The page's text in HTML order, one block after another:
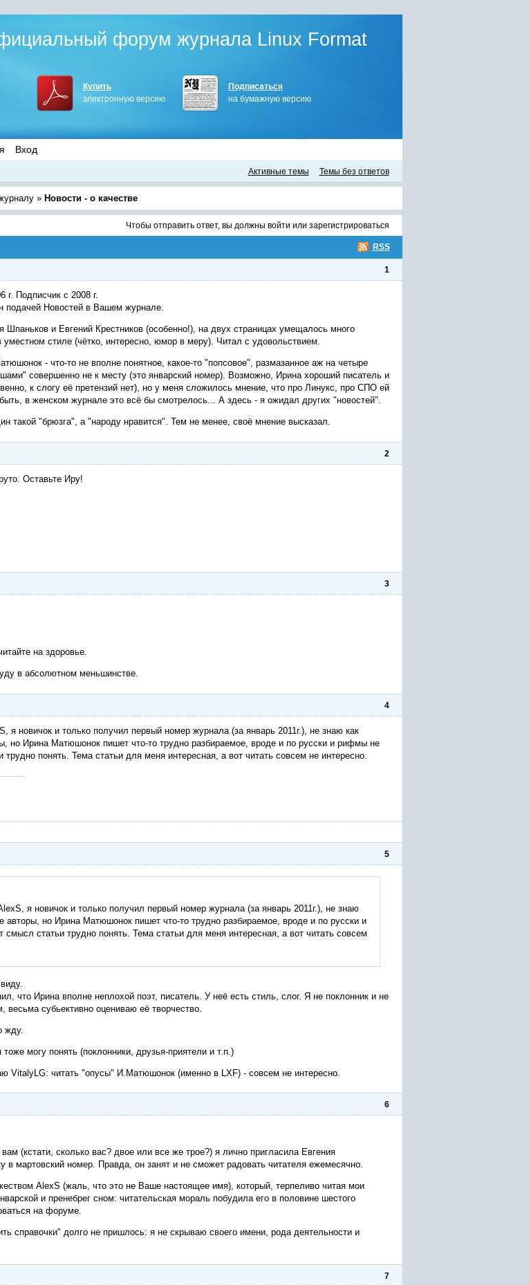
форум журнала Linux Format
Купить
электронную версию
Подписаться
на бумажную версию
Вход
Активные темы Темы без ответов
» Новости - о качестве
Чтобы отправить ответ, вы должны войти или зарегистрироваться
RSS
1
г. Подписчик с 2008 г.
подачей Новостей в Вашем журнале.
и Евгений Крестников (особенно!), на двух страницах умещалось много
стиле (чётко, интересно, юмор в меру). Читал с удовольствием.
- что-то не вполне понятное, какое-то "попсовое", размазанное аж на четыре
совершенно не к месту (это январский номер). Возможно, Ирина хороший писатель и
к слогу её претензий нет), но у меня сложилось мнение, что про Линукс, про СПО ей
в женском журнале это всё бы смотрелось... А здесь - я ожидал других "новостей".
такой "брюзга", а "народу нравится". Тем не менее, своё мнение высказал.
2
Оставьте Иру!
3
на здоровье.
в абсолютном меньшинстве.
4
я новичок и только получил первый номер журнала (за январь 2011г.), не знаю как
но Ирина Матюшонок пишет что-то трудно разбираемое, вроде и по русски и рифмы не
понять. Тема статьи для меня интересная, а вот читать совсем не интересно.
5
я новичок и только получил первый номер журнала (за январь 2011г.), не знаю
авторы, но Ирина Матюшонок пишет что-то трудно разбираемое, вроде и по русски и
статьи трудно понять. Тема статьи для меня интересная, а вот читать совсем
что Ирина вполне неплохой поэт, писатель. У неё есть стиль, слог. Я не поклонник и не
субьективно оцениваю её творчество.
жду.
могу понять (поклонники, друзья-приятели и т.п.)
VitalyLG: читать "опусы" И.Матюшонок (именно в LXF) - совсем не интересно.
6
вам (кстати, сколько вас? двое или все же трое?) я лично пригласила Евгения
в мартовский номер. Правда, он занят и не сможет радовать читателя ежемесячно.
AlexS (жаль, что это не Ваше настоящее имя), который, терпеливо читая мои
и пренебрег сном: читательская мораль побудила его в половине шестого
на форуме.
справочки" долго не пришлось: я не скрываю своего имени, рода деятельности и
7